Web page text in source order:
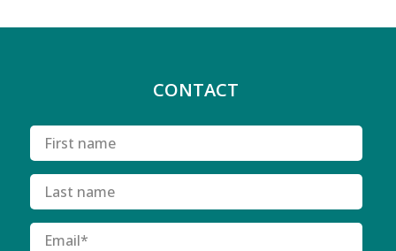
CONTACT